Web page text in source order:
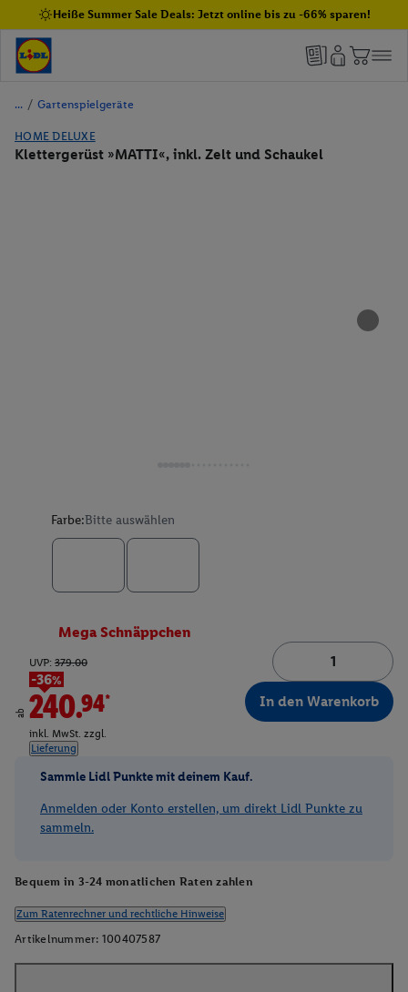
Heiße Summer Sale Deals: Jetzt online bis zu -66% sparen!
/ Gartenspielgeräte
HOME DELUXE
Klettergerüst »MATTI«, inkl. Zelt und Schaukel
Farbe:Bitte auswählen
Mega Schnäppchen
ab
UVP: 379.00
-36%
240.94*
inkl. MwSt. zzgl.
Lieferung
In den Warenkorb
Sammle Lidl Punkte mit deinem Kauf.
Anmelden oder Konto erstellen, um direkt Lidl Punkte zu
sammeln.
Bequem in 3-24 monatlichen Raten zahlen
Zum Ratenrechner und rechtliche Hinweise
Artikelnummer: 100407587